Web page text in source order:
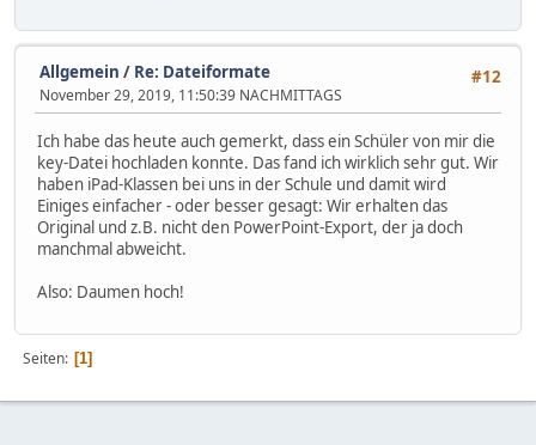
#12
Allgemein / Re: Dateiformate
November 29, 2019, 11:50:39 NACHMITTAGS
Ich habe das heute auch gemerkt, dass ein Schüler von mir die
key-Datei hochladen konnte. Das fand ich wirklich sehr gut. Wir
haben iPad-Klassen bei uns in der Schule und damit wird
Einiges einfacher - oder besser gesagt: Wir erhalten das
Original und z.B. nicht den PowerPoint-Export, der ja doch
manchmal abweicht.
Also: Daumen hoch!
Seiten 1